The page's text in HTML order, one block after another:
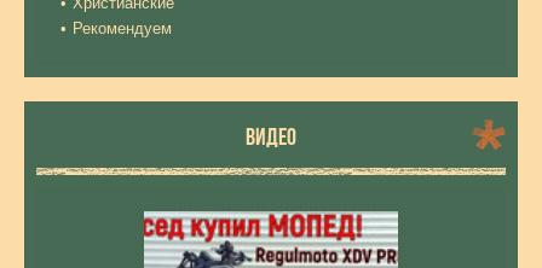
Рекомендуем
ВИДЕО